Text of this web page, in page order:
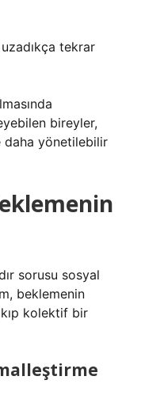
tekrar
bireyler,
daha yönetilebilir
sorusu sosyal
beklemenin
kolektif bir